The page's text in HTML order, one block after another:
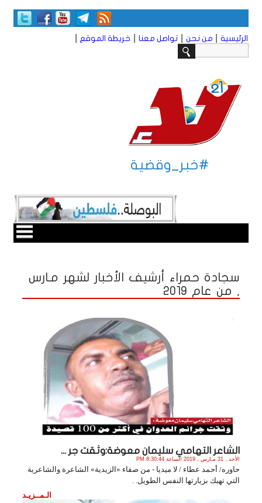
الرئيسية من نحن تواصل معنا خريطة الموقع
#خبر_وقضية
سجادة حمراء أرشيف الأخبار لشهر مـارس
, من عام 2019
الشاعر التهامي سليمان معوضة:وثقت جر ...
الأحد , 31 مـارس , 2019 الساعة 8:30:44 PM
حاوره/ أحمد عطاء / لا ميديا - من صفاء «الزيدية» الشاعرة والشاعرية
التي تهبك بزيارتها النفس الطويل. .
الـمــزيـد